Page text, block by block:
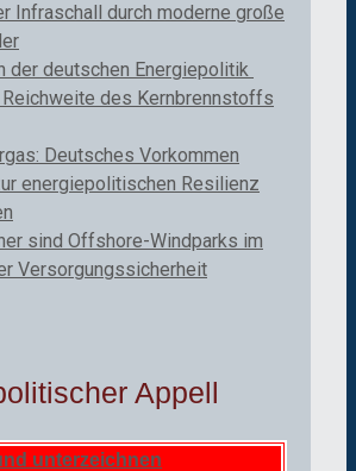
Infraschall durch moderne große
der deutschen Energiepolitik
des Kernbrennstoffs
Deutsches Vorkommen
energiepolitischen Resilienz
sind Offshore-Windparks im
Versorgungssicherheit
Appell
unterzeichnen